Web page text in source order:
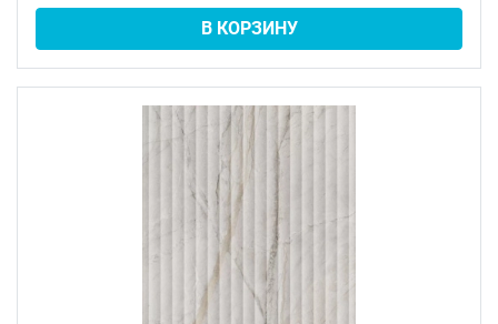
В КОРЗИНУ